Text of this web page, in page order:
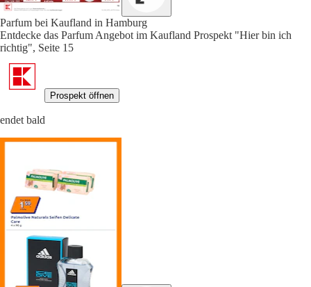
Parfum bei Kaufland in Hamburg
Entdecke das Parfum Angebot im Kaufland Prospekt "Hier bin ich
richtig", Seite 15
Prospekt öffnen
endet bald